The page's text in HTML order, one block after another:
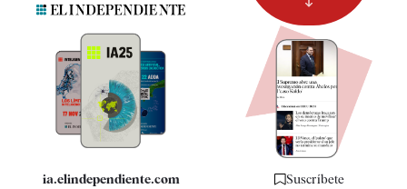
Quiénes somos
Especificaciones
ia.elindependiente.com Suscríbete